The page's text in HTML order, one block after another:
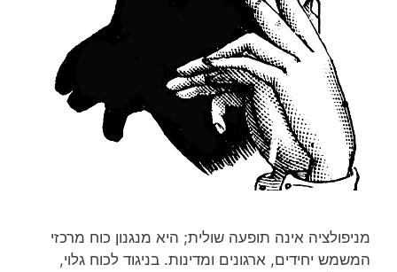
מניפולציה אינה תופעה שולית; היא מנגנון כוח מרכזי
המשמש יחידים, ארגונים ומדינות. בניגוד לכוח גלוי,